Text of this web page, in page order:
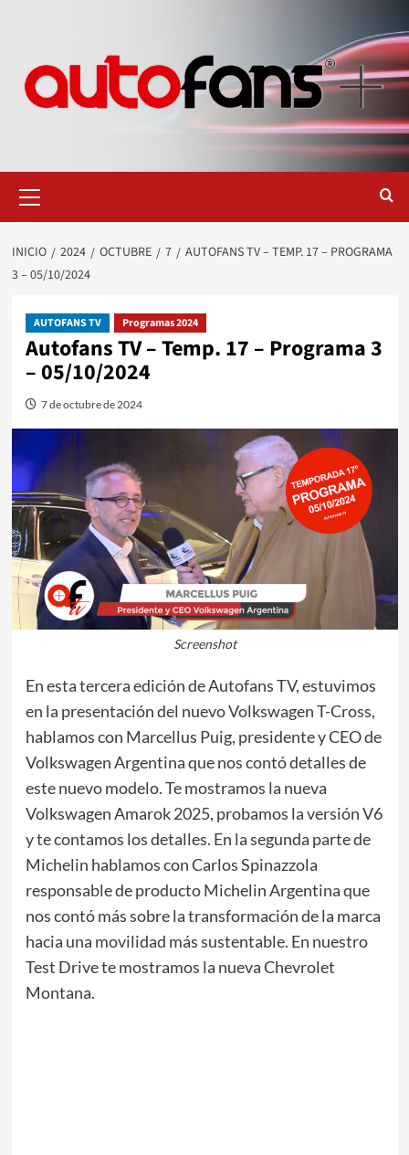
primario
INICIO 2024 OCTUBRE 7
AUTOFANS TV – TEMP. 17 – PROGRAMA
3 – 05/10/2024
AUTOFANS TV Programas 2024
Autofans TV – Temp. 17 – Programa 3
– 05/10/2024
7 de octubre de 2024
Screenshot
En esta tercera edición de Autofans TV, estuvimos
en la presentación del nuevo Volkswagen T-Cross,
hablamos con Marcellus Puig, presidente y CEO de
Volkswagen Argentina que nos contó detalles de
este nuevo modelo. Te mostramos la nueva
Volkswagen Amarok 2025, probamos la versión V6
y te contamos los detalles. En la segunda parte de
Michelin hablamos con Carlos Spinazzola
responsable de producto Michelin Argentina que
nos contó más sobre la transformación de la marca
hacia una movilidad más sustentable. En nuestro
Test Drive te mostramos la nueva Chevrolet
Montana.